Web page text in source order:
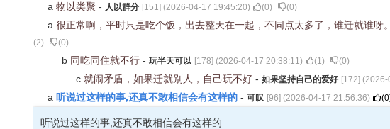
a 物以类聚 - 人以群分 [151] (2026-04-17 19:45:20) (0) (0)
a 很正常啊，平时只是吃个饭，出去整天在一起，不同点太多了，谁迁就谁呀
(2) (0)
b 同吃同住就不行 - 玩半天可以 [178] (2026-04-17 20:38:11) (1) (0)
c 就闹矛盾，如果迁就别人，自己玩不好 - 如果坚持自己的爱好 [172] (2026-
a 听说过这样的事,还真不敢相信会有这样的 - 可叹 [96] (2026-04-17 21:56:36) (0
听说过这样的事,还真不敢相信会有这样的